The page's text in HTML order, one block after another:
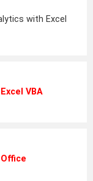
with Excel
VBA